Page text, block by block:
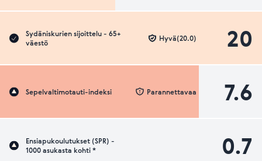
Sydäniskurien sijoittelu - 65+
väestö
20
Hyvä(20.0)
Sepelvaltimotauti-indeksi 7.6
Parannettavaa
Ensiapukoulutukset (SPR) -
1000 asukasta kohti *
0.7